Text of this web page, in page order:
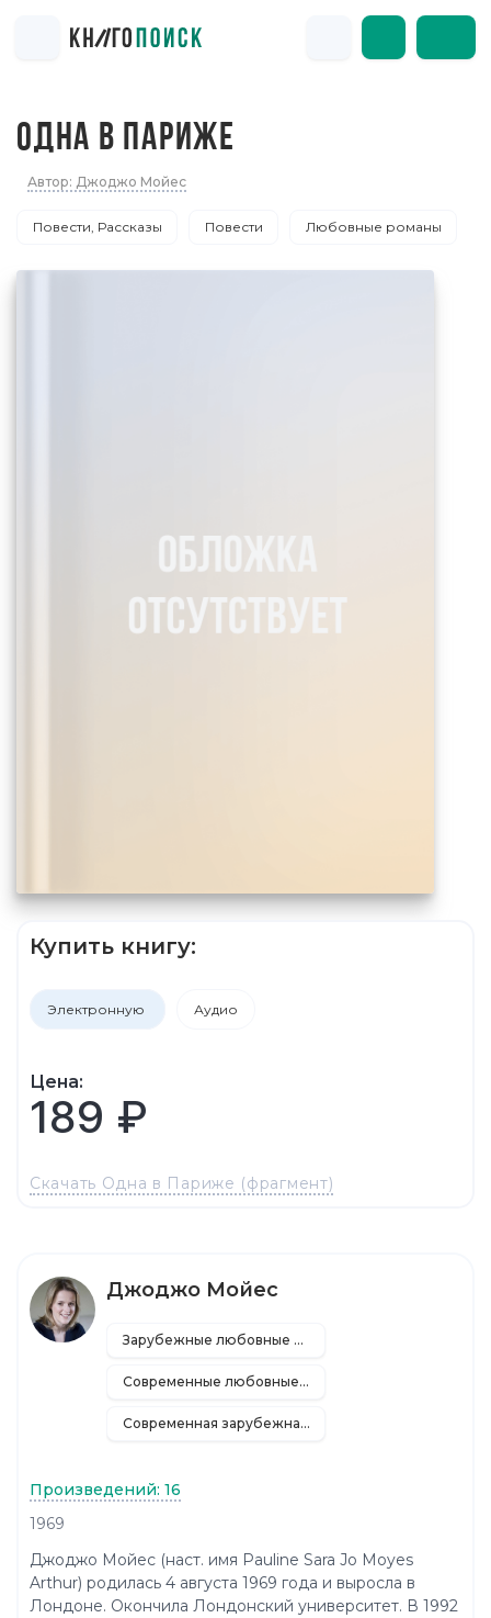
ОДНА В ПАРИЖЕ
Автор: Джоджо Мойес
Повести, Рассказы Повести Любовные романы
Купить книгу:
Электронную Аудио
Цена:
189 ₽
Скачать Одна в Париже (фрагмент)
Джоджо Мойес
Зарубежные любовные романы
Современные любовные романы
Современная зарубежная литература
Произведений: 16
1969
Джоджо Мойес (наст. имя Pauline Sara Jo Moyes
Arthur) родилась 4 августа 1969 года и выросла в
Лондоне. Окончила Лондонский университет. В 1992